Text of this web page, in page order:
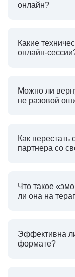
онлайн?
Какие
онлайн-
Можно ли
не разовой
Как перестать
партнера со
Что такое
ли она на
Эффективна
формате?